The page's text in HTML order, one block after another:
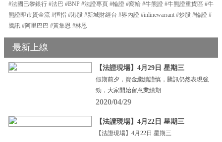
#法國巴黎銀行 #法巴 #BNP #法證專頁 #輪證 #窩輪 #牛熊證 #牛熊證重貨區 #牛
熊證即市資金流 #恒指 #港股 #新城財經台 #界內證 #inlinewarrant #炒股 #輪證 #
騰訊 #阿里巴巴 #黃集恩 #林恩
最新上線
【法證現場】4月29日 星期三
假期前夕，資金繼續謹慎，騰訊仍然表現強
勁，大家開始留意業績期
2020/04/29
【法證現場】4月22日 星期三
【法證現場】4月22日 星期三